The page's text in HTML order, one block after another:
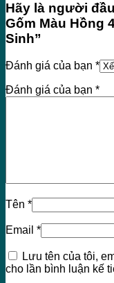
Hãy là người
Gốm Màu Hồng
Sinh”
Đánh giá của bạn *
Đánh giá của bạn *
Tên *
Email *
Lưu tên của tôi,
cho lần bình luận kế